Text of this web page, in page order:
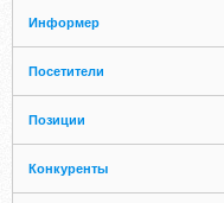
Информер
Посетители
Позиции
Конкуренты